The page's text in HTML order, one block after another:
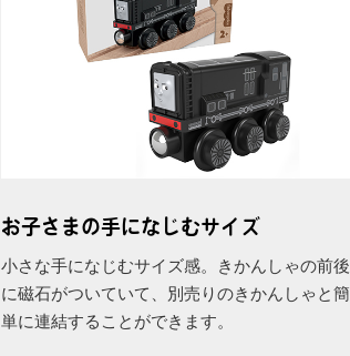
お子さまの手になじむサイズ
小さな手になじむサイズ感。きかんしゃの前後
に磁石がついていて、別売りのきかんしゃと簡
単に連結することができます。